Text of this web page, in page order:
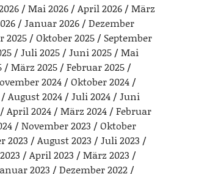
Mai 2026 April 2026
März
Januar 2026
Dezember
2025 Oktober 2025
September
Juli 2025 Juni 2025
Mai
März 2025
Februar 2025
2024
Oktober 2024
August 2024 Juli 2024
Juni
April 2024 März 2024
Februar
November 2023
Oktober
2023 August 2023
Juli 2023
April 2023
März 2023
2023
Dezember 2022